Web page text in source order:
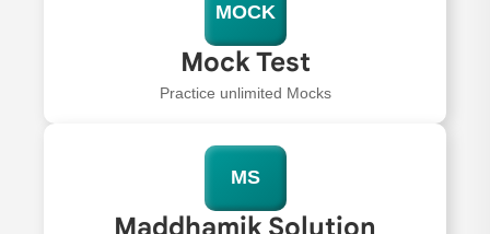
MOCK
Mock Test
Practice unlimited Mocks
MS
Maddhamik Solution